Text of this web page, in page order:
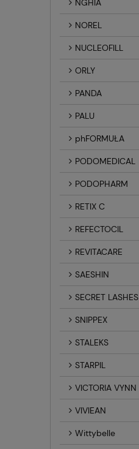
NGHIA
NOREL
NUCLEOFILL
ORLY
PANDA
PALU
phFORMUŁA
PODOMEDICAL
PODOPHARM
RETIX C
REFECTOCIL
REVITACARE
SAESHIN
SECRET LASHES
SNIPPEX
STALEKS
STARPIL
VICTORIA VYNN
VIVIEAN
Wittybelle